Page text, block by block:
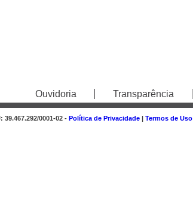
Ouvidoria Transparência
0001-02 - Política de Privacidade| Termos de Uso